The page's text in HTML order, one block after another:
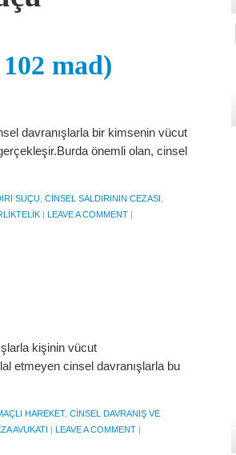
mad)
davranışlarla bir kimsenin vücut
önemli olan, cinsel
SUÇU CINSEL SALDIRININ CEZASI
| LEAVE A COMMENT |
kişinin vücut
etmeyen cinsel davranışlarla bu
HAREKET, CINSEL DAVRANIŞ VE
AVUKATI | LEAVE A COMMENT |